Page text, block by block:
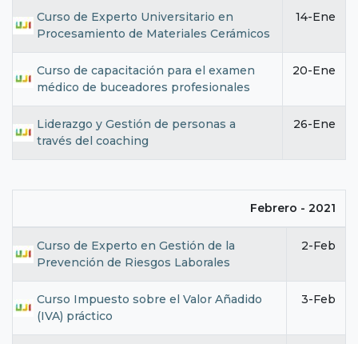
Curso de Experto Universitario en
Procesamiento de Materiales Cerámicos
14-Ene
Curso de capacitación para el examen
médico de buceadores profesionales
20-Ene
Liderazgo y Gestión de personas a
través del coaching
26-Ene
Febrero - 2021
Curso de Experto en Gestión de la
Prevención de Riesgos Laborales
2-Feb
Curso Impuesto sobre el Valor Añadido
(IVA) práctico
3-Feb